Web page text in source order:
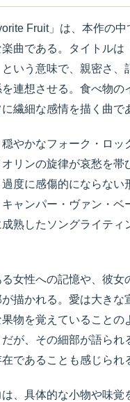
Fruit」は、本作の
楽曲である。タイトルは
いう意味で、親密さ、
連想させる。食べ物の
繊細な感情を描く曲で
やかなフォーク・ロッ
リンの旋律が哀愁を帯
度に感傷的にならない
ャンパー・ヴァン・ベ
熟したソングライティ
女性への記憶や、彼女
描かれる。愛は大きな
物を覚えていることの
が、その細部が語られ
であることも感じられ
、具体的な小物や味覚